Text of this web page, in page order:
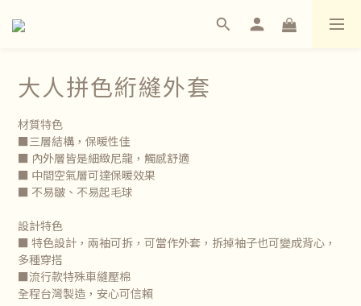
大人拼色絎縫外套
材質特色
■三層結構，保暖性佳
■ 內外層皆是細緻尼龍，觸感舒適
■ 中間空氣層可達保暖效果
■ 不易皺、不易起毛球
設計特色
■ 特色設計，兩袖可拆，可當作外套，拆掉袖子也可變成背心，
多種穿搭
■流行款特殊車縫壓棉
全程台灣製造，安心可信賴